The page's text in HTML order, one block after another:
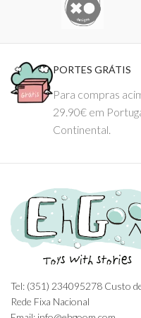
PORTES GRÁTIS
Para compras
29.90€ em
Continental.
Tel: (351) 234095278 Custo
Rede Fixa Nacional